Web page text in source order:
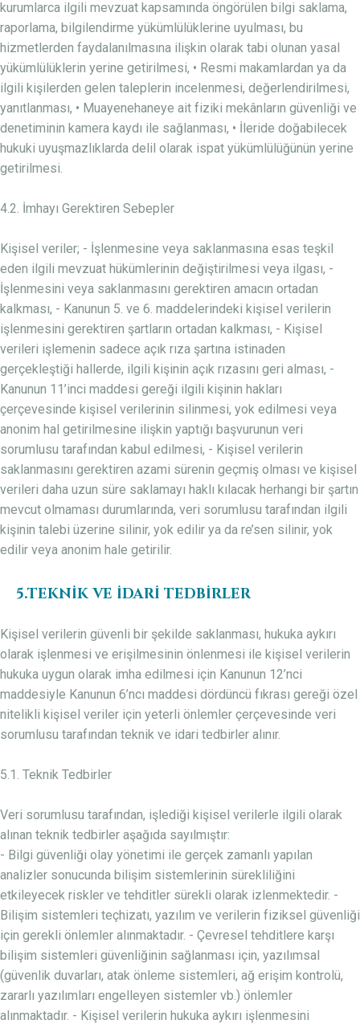
kurumlarca ilgili mevzuat kapsamında öngörülen bilgi saklama,
raporlama, bilgilendirme yükümlülüklerine uyulması, bu
hizmetlerden faydalanılmasına ilişkin olarak tabi olunan yasal
yükümlülüklerin yerine getirilmesi, • Resmi makamlardan ya da
ilgili kişilerden gelen taleplerin incelenmesi, değerlendirilmesi,
yanıtlanması, • Muayenehaneye ait fiziki mekânların güvenliği ve
denetiminin kamera kaydı ile sağlanması, • İleride doğabilecek
hukuki uyuşmazlıklarda delil olarak ispat yükümlülüğünün yerine
getirilmesi.
4.2. İmhayı Gerektiren Sebepler
Kişisel veriler; - İşlenmesine veya saklanmasına esas teşkil
eden ilgili mevzuat hükümlerinin değiştirilmesi veya ilgası, -
İşlenmesini veya saklanmasını gerektiren amacın ortadan
kalkması, - Kanunun 5. ve 6. maddelerindeki kişisel verilerin
işlenmesini gerektiren şartların ortadan kalkması, - Kişisel
verileri işlemenin sadece açık rıza şartına istinaden
gerçekleştiği hallerde, ilgili kişinin açık rızasını geri alması, -
Kanunun 11’inci maddesi gereği ilgili kişinin hakları
çerçevesinde kişisel verilerinin silinmesi, yok edilmesi veya
anonim hal getirilmesine ilişkin yaptığı başvurunun veri
sorumlusu tarafından kabul edilmesi, - Kişisel verilerin
saklanmasını gerektiren azami sürenin geçmiş olması ve kişisel
verileri daha uzun süre saklamayı haklı kılacak herhangi bir şartın
mevcut olmaması durumlarında, veri sorumlusu tarafından ilgili
kişinin talebi üzerine silinir, yok edilir ya da re’sen silinir, yok
edilir veya anonim hale getirilir.
5.TEKNİK VE İDARİ TEDBİRLER
Kişisel verilerin güvenli bir şekilde saklanması, hukuka aykırı
olarak işlenmesi ve erişilmesinin önlenmesi ile kişisel verilerin
hukuka uygun olarak imha edilmesi için Kanunun 12’nci
maddesiyle Kanunun 6’ncı maddesi dördüncü fıkrası gereği özel
nitelikli kişisel veriler için yeterli önlemler çerçevesinde veri
sorumlusu tarafından teknik ve idari tedbirler alınır.
5.1. Teknik Tedbirler
Veri sorumlusu tarafından, işlediği kişisel verilerle ilgili olarak
alınan teknik tedbirler aşağıda sayılmıştır:
- Bilgi güvenliği olay yönetimi ile gerçek zamanlı yapılan
analizler sonucunda bilişim sistemlerinin sürekliliğini
etkileyecek riskler ve tehditler sürekli olarak izlenmektedir. -
Bilişim sistemleri teçhizatı, yazılım ve verilerin fiziksel güvenliği
için gerekli önlemler alınmaktadır. - Çevresel tehditlere karşı
bilişim sistemleri güvenliğinin sağlanması için, yazılımsal
(güvenlik duvarları, atak önleme sistemleri, ağ erişim kontrolü,
zararlı yazılımları engelleyen sistemler vb.) önlemler
alınmaktadır. - Kişisel verilerin hukuka aykırı işlenmesini